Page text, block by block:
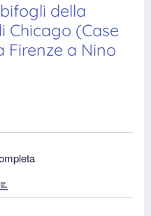
della
Chicago (Case
Firenze a Nino